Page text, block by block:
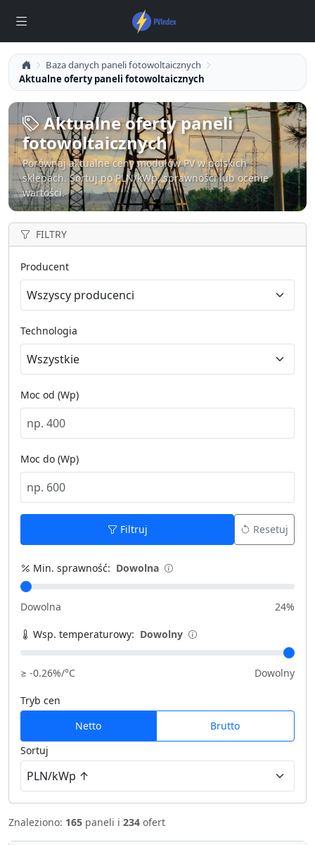
Baza danych paneli fotowoltaicznych
Aktualne oferty paneli fotowoltaicznych
Aktualne oferty paneli
fotowoltaicznych
Porównaj aktualne ceny modułów PV w polskich
sklepach. Sortuj po PLN/kWp, sprawności lub ocenie
wartości.
FILTRY
Producent
Technologia
Moc od (Wp)
Moc do (Wp)
Filtruj Resetuj
Min. sprawność: Dowolna
Dowolna 24%
Wsp. temperaturowy: Dowolny
≥ -0.26%/°C Dowolny
Tryb cen
Netto
Brutto
Sortuj
Znaleziono: 165 paneli i 234 ofert